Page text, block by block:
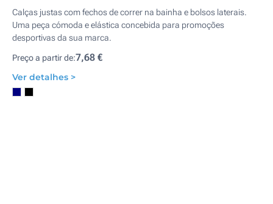
Calças justas com fechos de correr na bainha e bolsos laterais.
Uma peça cómoda e elástica concebida para promoções
desportivas da sua marca.
Preço a partir de:7,68 €
Ver detalhes >